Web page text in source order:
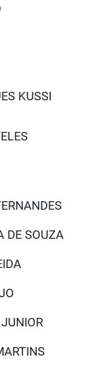
KUSSI
TELES
DE SOUZA
JUNIOR
MARTINS